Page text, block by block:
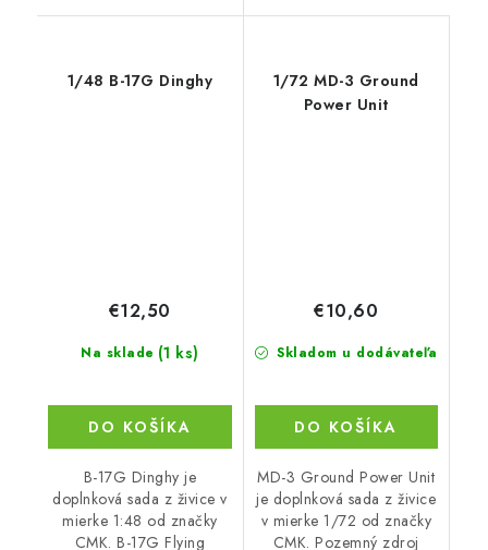
1/48 B-17G Dinghy
Na sklade (1 ks)
€12,50
DO KOŠÍKA
B-17G Dinghy je
doplnková sada z živice v
mierke 1:48 od značky
CMK. B-17G Flying
1/72 MD-3 Ground
Power Unit
Skladom u dodávateľa
€10,60
DO KOŠÍKA
MD-3 Ground Power Unit
je doplnková sada z živice
v mierke 1/72 od značky
CMK. Pozemný zdroj